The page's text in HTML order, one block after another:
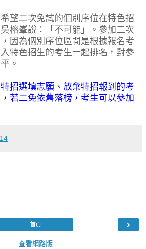
望二次免試的個別序位在特色招
榕峯說：「不可能」。參加二次
因為個別序位區間是根據報名考
特色招生的考生一起排名，對參
。
招選填志願、放棄特招報到的考
若二免依舊落榜，考生可以參加
›
首頁
查看網路版